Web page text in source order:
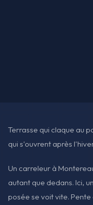
Terrasse qui claque au
qui s'ouvrent après
Un carreleur à
autant que dedans. Ici,
posée se voit vite.